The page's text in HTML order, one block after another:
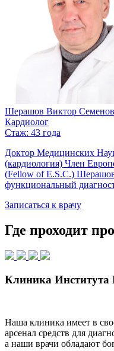
Шерашов Виктор
Кардиолог
Стаж: 43 года
Доктор Медицинских
(кардиология) Член
(Fellow of E.S.C.)
функциональный
Записаться к врачу
Где проходит
Клиника Института
Наша клиника имеет в
арсенал средств для
а наши врачи обладают